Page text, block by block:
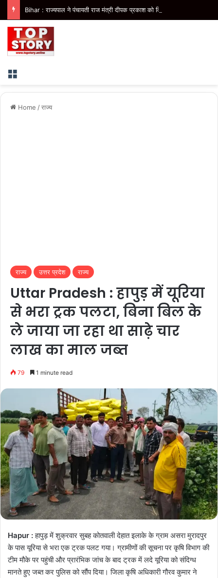
Menu
Home /राज्य
राज्य उत्तर प्रदेश राज्य
Uttar Pradesh : हापुड़ में यूरिया
से भरा ट्रक पलटा, बिना बिल के
ले जाया जा रहा था साढ़े चार
लाख का माल जब्त
79 1 minute read
Hapur :हापुड़ में शुक्रवार सुबह कोतवाली देहात इलाके के ग्राम असरा मुरादपुर
के पास यूरिया से भरा एक ट्रक पलट गया। ग्रामीणों की सूचना पर कृषि विभाग की
टीम मौके पर पहुंची और प्रारंभिक जांच के बाद ट्रक में लदे यूरिया को संदिग्ध
मानते हुए जब्त कर पुलिस को सौंप दिया। जिला कृषि अधिकारी गौरव कुमार ने